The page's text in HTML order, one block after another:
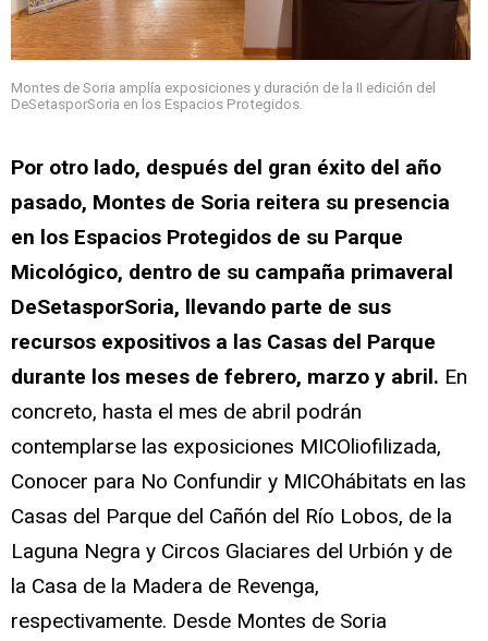
Montes de Soria amplía exposiciones y duración de la II edición del
DeSetasporSoria en los Espacios Protegidos.
Por otro lado, después del gran éxito del año
pasado, Montes de Soria reitera su presencia
en los Espacios Protegidos de su Parque
Micológico, dentro de su campaña primaveral
DeSetasporSoria, llevando parte de sus
recursos expositivos a las Casas del Parque
durante los meses de febrero, marzo y abril. En
concreto, hasta el mes de abril podrán
contemplarse las exposiciones MICOliofilizada,
Conocer para No Confundir y MICOhábitats en las
Casas del Parque del Cañón del Río Lobos, de la
Laguna Negra y Circos Glaciares del Urbión y de
la Casa de la Madera de Revenga,
respectivamente. Desde Montes de Soria